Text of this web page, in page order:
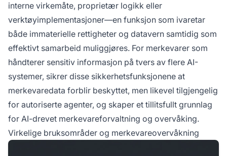
interne virkemåte, proprietær logikk eller
verktøyimplementasjoner—en funksjon som ivaretar
både immaterielle rettigheter og datavern samtidig som
effektivt samarbeid muliggjøres. For merkevarer som
håndterer sensitiv informasjon på tvers av flere AI-
systemer, sikrer disse sikkerhetsfunksjonene at
merkevaredata forblir beskyttet, men likevel tilgjengelig
for autoriserte agenter, og skaper et tillitsfullt grunnlag
for AI-drevet merkevareforvaltning og overvåking.
Virkelige bruksområder og merkevareovervåkning